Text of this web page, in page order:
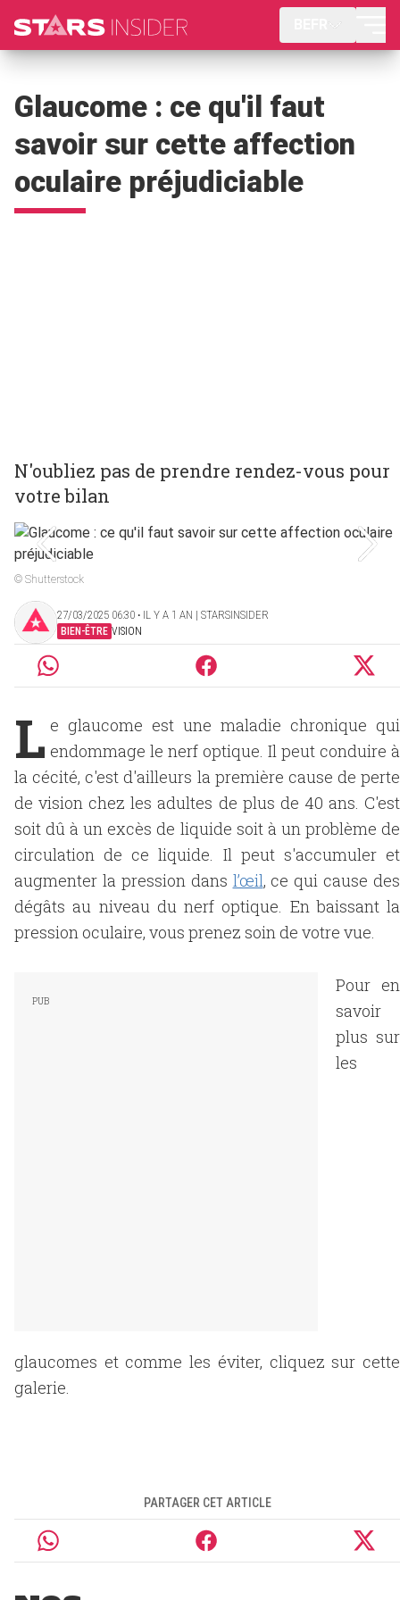
Glaucome : ce qu'il faut
savoir sur cette affection
oculaire préjudiciable
N'oubliez pas de prendre rendez-vous pour
votre bilan
© Shutterstock
27/03/2025 06:30 ‧ IL Y A 1 AN | STARSINSIDER
BIEN-ÊTRE VISION
L e glaucome est une maladie chronique qui
endommage le nerf optique. Il peut conduire à
la cécité, c'est d'ailleurs la première cause de perte
de vision chez les adultes de plus de 40 ans. C'est
soit dû à un excès de liquide soit à un problème de
circulation de ce liquide. Il peut s'accumuler et
augmenter la pression dans l’œil, ce qui cause des
dégâts au niveau du nerf optique. En baissant la
pression oculaire, vous prenez soin de votre vue.
Pour en
savoir
plus sur
les
glaucomes et comme les éviter, cliquez sur cette
galerie.
PARTAGER CET ARTICLE